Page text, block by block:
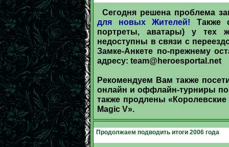
Сегодня решена проблема
для новых Жителей! Также
портреты, аватары) у тех
недоступны в связи с
Замке-Анкете по-прежнему
адресу: team@heroesportal.net
Рекомендуем Вам также
онлайн и оффлайн-турниры по
также продлены
Magic V».
Продолжаем подводить итоги 2006 года